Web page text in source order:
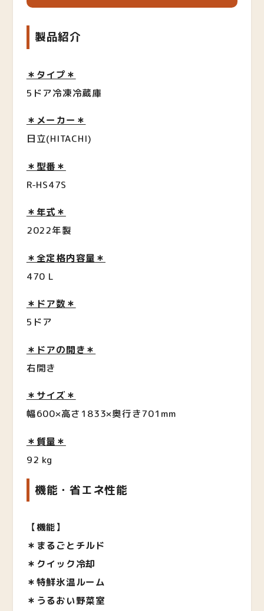
製品紹介
＊タイプ＊
5ドア冷凍冷蔵庫
＊メーカー＊
日立(HITACHI)
＊型番＊
R-HS47S
＊年式＊
2022年製
＊全定格内容量＊
470 L
＊ドア数＊
5ドア
＊ドアの開き＊
右開き
＊サイズ＊
幅600×高さ1833×奥行き701mm
＊質量＊
92 kg
機能・省エネ性能
【機能】
＊まるごとチルド
＊クイック冷却
＊特鮮氷温ルーム
＊うるおい野菜室